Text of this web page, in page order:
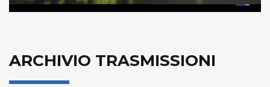
ARCHIVIO TRASMISSIONI